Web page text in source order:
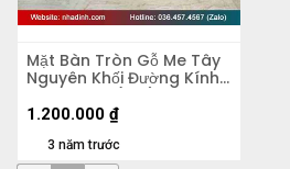
Mặt Bàn Tròn Gỗ Me Tây
Nguyên Khối Đường Kính
60 Dày 4.5 (cm)
3 năm trước
1.200.000 ₫